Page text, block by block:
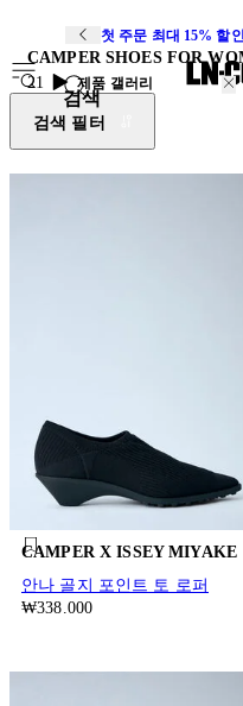
첫 주문 최대 15% 할
검색
CAMPER SHOES FOR
21
제품 갤러리
검색 필터
CAMPER X ISSEY MIYAKE
안나 골지 포인트 토 로퍼
₩338.000